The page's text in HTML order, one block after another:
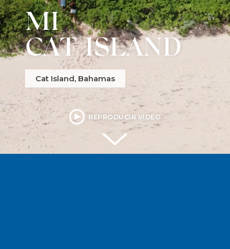
MI
CAT ISLAND
Cat Island, Bahamas
REPRODUCIR VÍDEO